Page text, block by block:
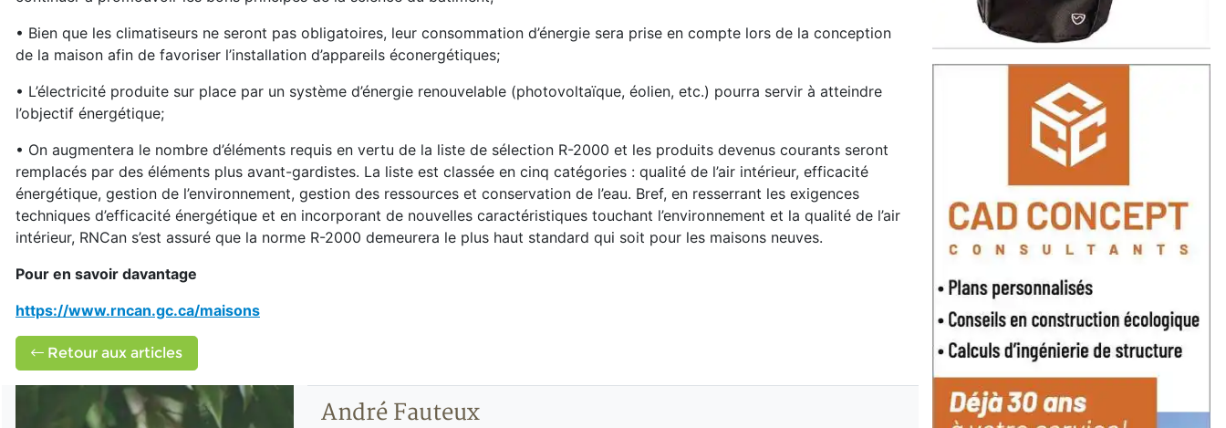
• Bien que les climatiseurs ne seront pas obligatoires, leur consommation d’énergie sera prise en compte lors de la conception
de la maison afin de favoriser l’installation d’appareils éconergétiques;
• L’électricité produite sur place par un système d’énergie renouvelable (photovoltaïque, éolien, etc.) pourra servir à atteindre
l’objectif énergétique;
• On augmentera le nombre d’éléments requis en vertu de la liste de sélection R-2000 et les produits devenus courants seront
remplacés par des éléments plus avant-gardistes. La liste est classée en cinq catégories : qualité de l’air intérieur, efficacité
énergétique, gestion de l’environnement, gestion des ressources et conservation de l’eau. Bref, en resserrant les exigences
techniques d’efficacité énergétique et en incorporant de nouvelles caractéristiques touchant l’environnement et la qualité de l’air
intérieur, RNCan s’est assuré que la norme R-2000 demeurera le plus haut standard qui soit pour les maisons neuves.
Pour en savoir davantage
https://www.rncan.gc.ca/maisons
Retour aux articles
André Fauteux